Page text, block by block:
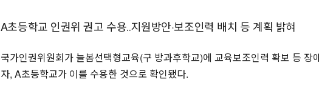
A초등학교 인권위 권고 수용‥지원방안·보조인력 배치 등 계획 밝혀
국가인권위원회가 늘봄선택형교육(구 방과후학교)에 교육보조인력 확보 등
자, A초등학교가 이를 수용한 것으로 확인됐다.